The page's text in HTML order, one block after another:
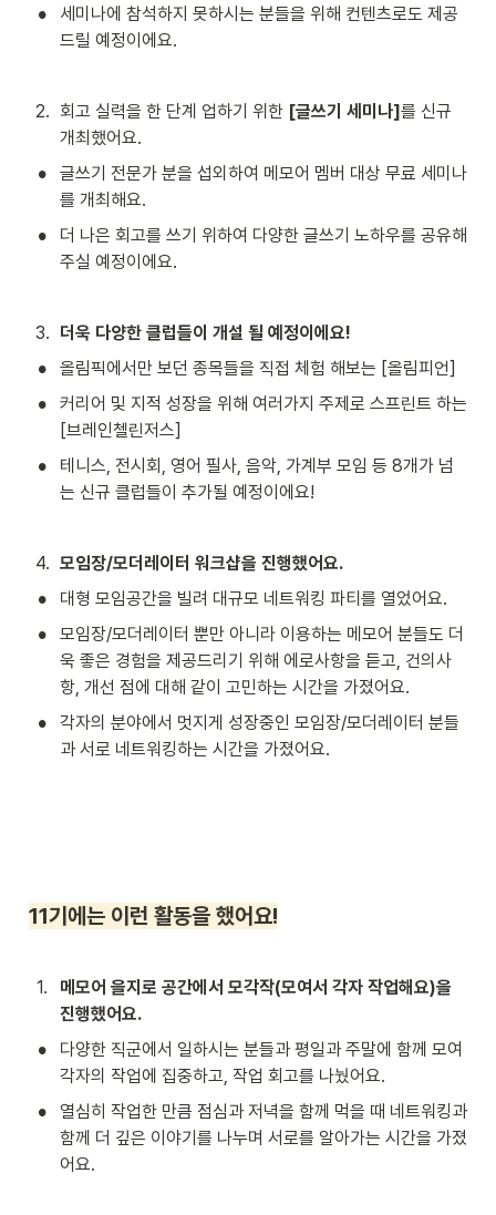
•
세미나에 참석하지 못하시는 분들을 위해 컨텐츠로도 제공
드릴 예정이에요.
2. 회고 실력을 한 단계 업하기 위한 [글쓰기 세미나]를 신규
개최했어요.
•
글쓰기 전문가 분을 섭외하여 메모어 멤버 대상 무료 세미나
를 개최해요.
•
더 나은 회고를 쓰기 위하여 다양한 글쓰기 노하우를 공유해
주실 예정이에요.
3. 더욱 다양한 클럽들이 개설 될 예정이에요!
• 올림픽에서만 보던 종목들을 직접 체험 해보는 [올림피언]
•
커리어 및 지적 성장을 위해 여러가지 주제로 스프린트 하는
[브레인첼린저스]
•
테니스, 전시회, 영어 필사, 음악, 가계부 모임 등 8개가 넘
는 신규 클럽들이 추가될 예정이에요!
4. 모임장/모더레이터 워크샵을 진행했어요.
• 대형 모임공간을 빌려 대규모 네트워킹 파티를 열었어요.
•
모임장/모더레이터 뿐만 아니라 이용하는 메모어 분들도 더
욱 좋은 경험을 제공드리기 위해 에로사항을 듣고, 건의사
항, 개선 점에 대해 같이 고민하는 시간을 가졌어요.
•
각자의 분야에서 멋지게 성장중인 모임장/모더레이터 분들
과 서로 네트워킹하는 시간을 가졌어요.
11기에는 이런 활동을 했어요!
1.
메모어 을지로 공간에서 모각작(모여서 각자 작업해요)을
진행했어요.
•
다양한 직군에서 일하시는 분들과 평일과 주말에 함께 모여
각자의 작업에 집중하고, 작업 회고를 나눴어요.
•
열심히 작업한 만큼 점심과 저녁을 함께 먹을 때 네트워킹과
함께 더 깊은 이야기를 나누며 서로를 알아가는 시간을 가졌
어요.